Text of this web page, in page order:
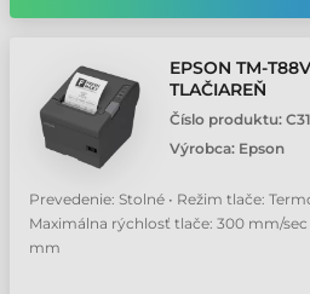
EPSON TM-
TLAČIAREŇ
Číslo produktu:
Výrobca: Epson
Prevedenie: Stolné • Režim tlače:
Maximálna rýchlosť tlače: 300 mm/sec
mm